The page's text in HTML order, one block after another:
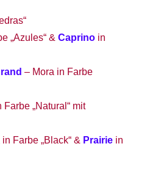
„Azules“ &Caprino in
– Mora in Farbe
„Natural“ mit
in Farbe „Black“ & Prairie in